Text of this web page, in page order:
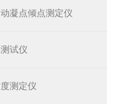
凝点倾点测定仪
试仪
测定仪